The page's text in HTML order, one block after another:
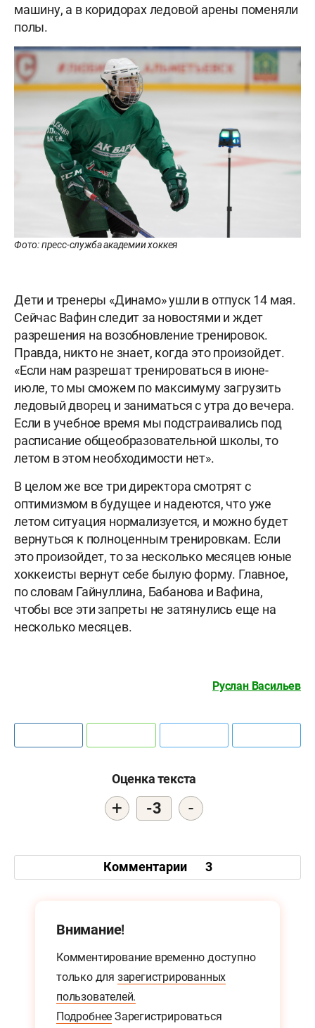
машину, а в коридорах ледовой арены поменяли
полы.
Фото: пресс-служба академии хоккея
Дети и тренеры «Динамо» ушли в отпуск 14 мая.
Сейчас Вафин следит за новостями и ждет
разрешения на возобновление тренировок.
Правда, никто не знает, когда это произойдет.
«Если нам разрешат тренироваться в июне-
июле, то мы сможем по максимуму загрузить
ледовый дворец и заниматься с утра до вечера.
Если в учебное время мы подстраивались под
расписание общеобразовательной школы, то
летом в этом необходимости нет».
В целом же все три директора смотрят с
оптимизмом в будущее и надеются, что уже
летом ситуация нормализуется, и можно будет
вернуться к полноценным тренировкам. Если
это произойдет, то за несколько месяцев юные
хоккеисты вернут себе былую форму. Главное,
по словам Гайнуллина, Бабанова и Вафина,
чтобы все эти запреты не затянулись еще на
несколько месяцев.
Руслан Васильев
Оценка текста
+ -3 -
Комментарии 3
Внимание!
Комментирование временно доступно
только для зарегистрированных
пользователей.
Подробнее Зарегистрироваться